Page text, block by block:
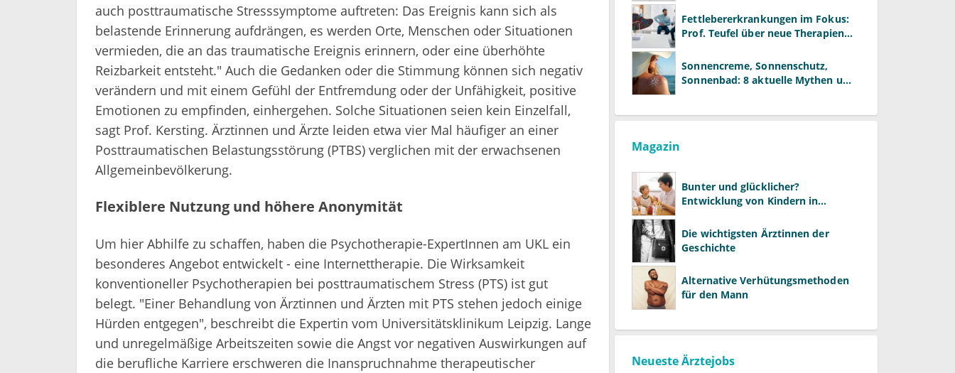
auch posttraumatische Stresssymptome auftreten: Das Ereignis kann sich als
belastende Erinnerung aufdrängen, es werden Orte, Menschen oder Situationen
vermieden, die an das traumatische Ereignis erinnern, oder eine überhöhte
Reizbarkeit entsteht." Auch die Gedanken oder die Stimmung können sich negativ
verändern und mit einem Gefühl der Entfremdung oder der Unfähigkeit, positive
Emotionen zu empfinden, einhergehen. Solche Situationen seien kein Einzelfall,
sagt Prof. Kersting. Ärztinnen und Ärzte leiden etwa vier Mal häufiger an einer
Posttraumatischen Belastungsstörung (PTBS) verglichen mit der erwachsenen
Allgemeinbevölkerung.
Flexiblere Nutzung und höhere Anonymität
Um hier Abhilfe zu schaffen, haben die Psychotherapie-ExpertInnen am UKL ein
besonderes Angebot entwickelt - eine Internettherapie. Die Wirksamkeit
konventioneller Psychotherapien bei posttraumatischem Stress (PTS) ist gut
belegt. "Einer Behandlung von Ärztinnen und Ärzten mit PTS stehen jedoch einige
Hürden entgegen", beschreibt die Expertin vom Universitätsklinikum Leipzig. Lange
und unregelmäßige Arbeitszeiten sowie die Angst vor negativen Auswirkungen auf
die berufliche Karriere erschweren die Inanspruchnahme therapeutischer
Fettlebererkrankungen im Fokus:
Prof. Teufel über neue Therapien
Sonnencreme, Sonnenschutz,
Sonnenbad: 8 aktuelle Mythen und
Magazin
Bunter und glücklicher?
Entwicklung von Kindern in
Die wichtigsten Ärztinnen der
Geschichte
Alternative Verhütungsmethoden
für den Mann
Neueste Ärztejobs